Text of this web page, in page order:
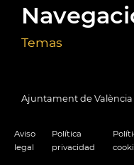
Temas
Ajuntament de
Aviso
legal
Política
privacidad